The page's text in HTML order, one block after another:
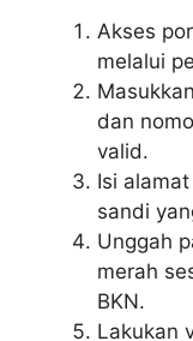
Akses
melalui
dan
valid.
Isi
sandi
Unggah
merah
BKN.
Lakukan